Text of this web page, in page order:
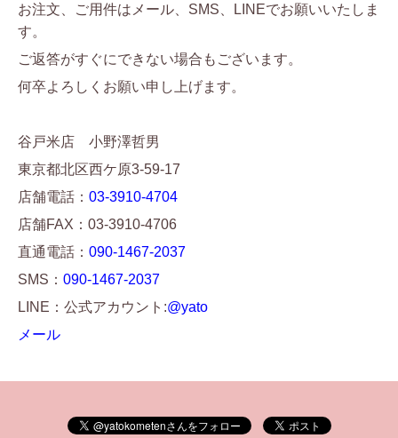
お注文、ご用件はメール、SMS、LINEでお願いいたしま
す。
ご返答がすぐにできない場合もございます。
何卒よろしくお願い申し上げます。
谷戸米店 小野澤哲男
東京都北区西ケ原3-59-17
店舗電話： 03-3910-4704
店舗FAX：03-3910-4706
直通電話： 090-1467-2037
SMS： 090-1467-2037
LINE：公式アカウント:@yato
メール